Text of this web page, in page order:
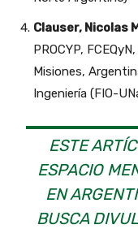
Clauser, Nicolas
PROCYP,
Misiones,
Ingeniería (FIO-
ESTE
ESPACIO
EN
BUSCA